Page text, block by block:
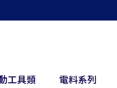
工具類 電料系列